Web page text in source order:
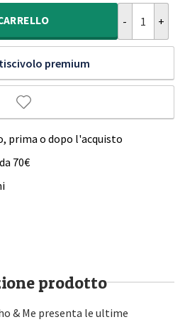
70,00€.
39,95€.
premium
prima o dopo l'acquisto
70€
prodotto
& Me presenta le ultime